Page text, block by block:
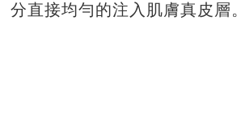
分直接均勻的注入肌膚真皮層。